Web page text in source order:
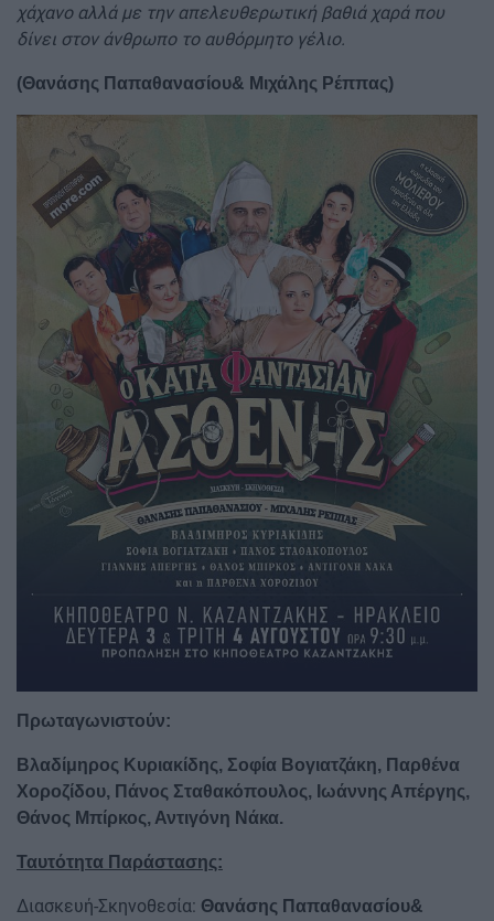
χάχανο αλλά με την απελευθερωτική βαθιά χαρά που
δίνει στον άνθρωπο το αυθόρμητο γέλιο.
(Θανάσης Παπαθανασίου& Μιχάλης Ρέππας)
Πρωταγωνιστούν:
Βλαδίμηρος Κυριακίδης, Σοφία Βογιατζάκη, Παρθένα
Χοροζίδου, Πάνος Σταθακόπουλος, Ιωάννης Απέργης,
Θάνος Μπίρκος, Αντιγόνη Νάκα.
Ταυτότητα Παράστασης:
Διασκευή-Σκηνοθεσία: Θανάσης Παπαθανασίου&